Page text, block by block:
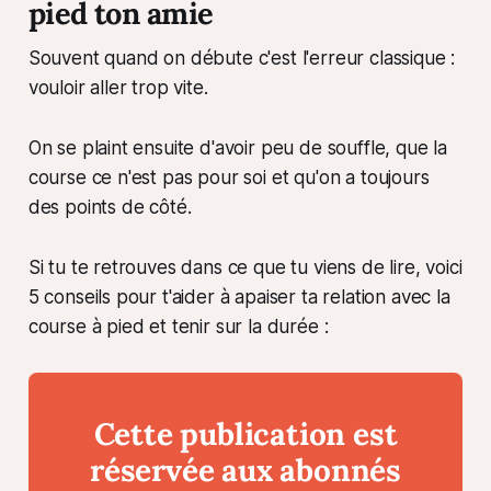
pied ton amie
Souvent quand on débute c'est l'erreur classique :
vouloir aller trop vite.
On se plaint ensuite d'avoir peu de souffle, que la
course ce n'est pas pour soi et qu'on a toujours
des points de côté.
Si tu te retrouves dans ce que tu viens de lire, voici
5 conseils pour t'aider à apaiser ta relation avec la
course à pied et tenir sur la durée :
Cette publication est
réservée aux abonnés